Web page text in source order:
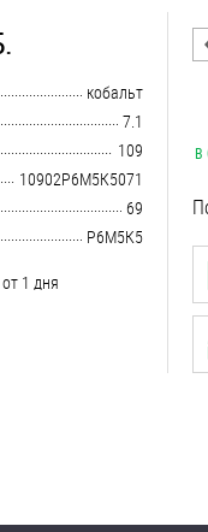
кобальт
7.1
109
10902Р6М5К5071
69
Р6М5К5
1 дня
В